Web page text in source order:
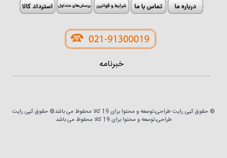
خبرنامه
© حقوق کپی رایت طراحی،توسعه و محتوا برای 19 کالا محفوظ می باشد© حقوق کپی رایت
طراحی،توسعه و محتوا برای 19 کالا محفوظ می باشد